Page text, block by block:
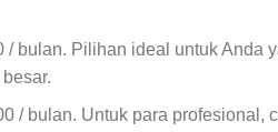
/ bulan. Pilihan ideal untuk Anda
/ bulan. Untuk para profesional,